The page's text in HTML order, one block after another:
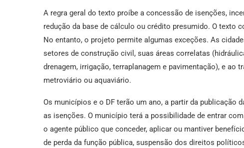
A regra geral do texto proíbe a concessão de isenções,
redução da base de cálculo ou crédito presumido. O texto
No entanto, o projeto permite algumas exceções. As
setores de construção civil, suas áreas correlatas
drenagem, irrigação, terraplanagem e pavimentação), e
metroviário ou aquaviário.
Os municípios e o DF terão um ano, a partir da publicação
as isenções. O município terá a possibilidade de entrar
o agente público que conceder, aplicar ou mantiver
de perda da função pública, suspensão dos direitos